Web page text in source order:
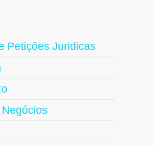
Petições Juridicas